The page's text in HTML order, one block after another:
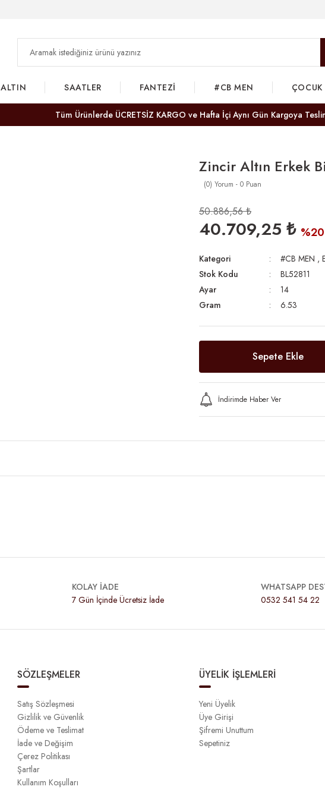
ALTIN SAATLER FANTEZİ #CB MEN ÇOCUK
Tüm Ürünlerde ÜCRETSİZ KARGO ve Hafta İçi Aynı Gün Kargoya
Zincir Altın Erkek
(0) Yorum - 0 Puan
50.886,56 ₺
40.709,25 ₺ %20
Kategori #CB MEN ,
Stok Kodu
BL52811
Ayar
14
Gram
6.53
Sepete Ekle
İndirimde Haber Ver
KOLAY İADE
7 Gün İçinde Ücretsiz İade
WHATSAPP
0532 541 54 22
SÖZLEŞMELER
Satış Sözleşmesi
Gizlilik ve Güvenlik
Ödeme ve Teslimat
İade ve Değişim
Çerez Politikası
Şartlar
Kullanım Koşulları
ÜYELİK İŞLEMLERİ
Yeni Üyelik
Üye Girişi
Şifremi Unuttum
Sepetiniz